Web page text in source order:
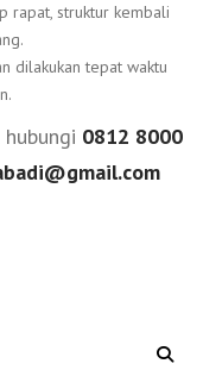
rapat, struktur kembali
dilakukan tepat waktu
0812 8000